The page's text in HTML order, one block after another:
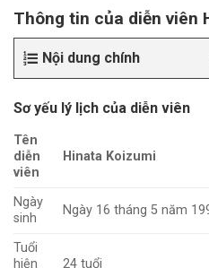
Thông tin của diễn viên
Nội dung chính
Sơ yếu lý lịch của diễn viên
Tên
diễn
viên
Hinata Koizumi
Ngày
sinh
Ngày 16 tháng 5 năm
Tuổi
hiện
24 tuổi